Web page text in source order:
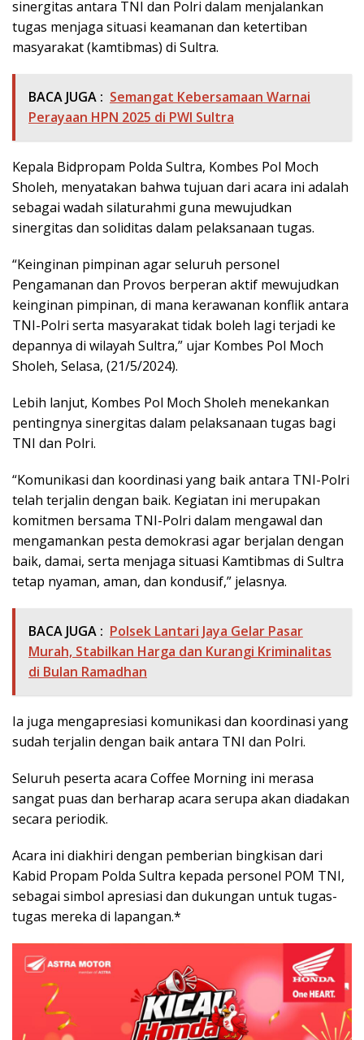
sinergitas antara TNI dan Polri dalam menjalankan
tugas menjaga situasi keamanan dan ketertiban
masyarakat (kamtibmas) di Sultra.
BACA JUGA : Semangat Kebersamaan Warnai
Perayaan HPN 2025 di PWI Sultra
Kepala Bidpropam Polda Sultra, Kombes Pol Moch
Sholeh, menyatakan bahwa tujuan dari acara ini adalah
sebagai wadah silaturahmi guna mewujudkan
sinergitas dan soliditas dalam pelaksanaan tugas.
“Keinginan pimpinan agar seluruh personel
Pengamanan dan Provos berperan aktif mewujudkan
keinginan pimpinan, di mana kerawanan konflik antara
TNI-Polri serta masyarakat tidak boleh lagi terjadi ke
depannya di wilayah Sultra,” ujar Kombes Pol Moch
Sholeh, Selasa, (21/5/2024).
Lebih lanjut, Kombes Pol Moch Sholeh menekankan
pentingnya sinergitas dalam pelaksanaan tugas bagi
TNI dan Polri.
“Komunikasi dan koordinasi yang baik antara TNI-Polri
telah terjalin dengan baik. Kegiatan ini merupakan
komitmen bersama TNI-Polri dalam mengawal dan
mengamankan pesta demokrasi agar berjalan dengan
baik, damai, serta menjaga situasi Kamtibmas di Sultra
tetap nyaman, aman, dan kondusif,” jelasnya.
BACA JUGA : Polsek Lantari Jaya Gelar Pasar
Murah, Stabilkan Harga dan Kurangi Kriminalitas
di Bulan Ramadhan
Ia juga mengapresiasi komunikasi dan koordinasi yang
sudah terjalin dengan baik antara TNI dan Polri.
Seluruh peserta acara Coffee Morning ini merasa
sangat puas dan berharap acara serupa akan diadakan
secara periodik.
Acara ini diakhiri dengan pemberian bingkisan dari
Kabid Propam Polda Sultra kepada personel POM TNI,
sebagai simbol apresiasi dan dukungan untuk tugas-
tugas mereka di lapangan.*